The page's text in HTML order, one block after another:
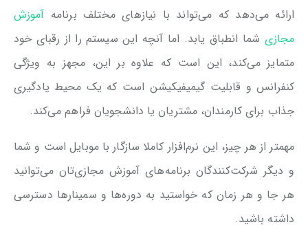
ارائه می‌دهد که می‌تواند با نیازهای مختلف برنامه آموزش
مجازی شما انطباق یابد. اما آنچه این سیستم را از رقبای خود
متمایز می‌کند، این است که علاوه بر این، مجهز به ویژگی
کنفرانس و قابلیت گیمیفیکیشن است که یک محیط یادگیری
جذاب برای کارمندان، مشتریان یا دانشجویان فراهم می‌کند.
مهمتر از هر چیز، این نرم‌افزار کاملا سازگار با موبایل است و شما
و دیگر شرکت‌کنندگان برنامه‌های آموزش مجازی‌تان می‌توانید
هر جا و هر زمان که خواستید به دوره‌ها و سمینارها دسترسی
داشته باشید.